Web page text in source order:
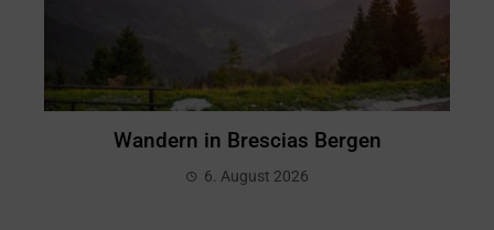
Wandern in Brescias Bergen
6. August 2026